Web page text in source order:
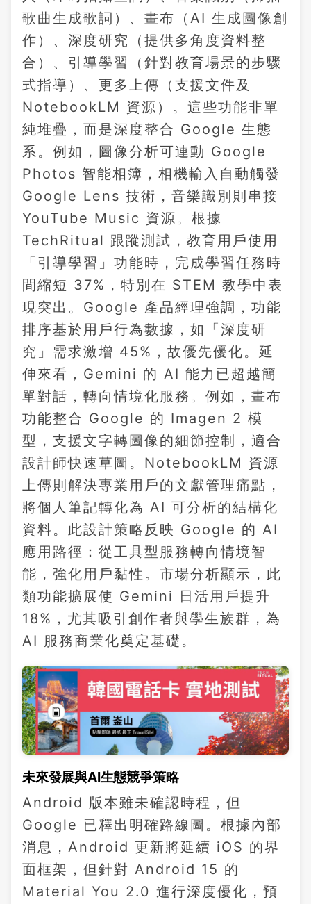
歌曲生成歌詞）、畫布（AI 生成圖像創
作）、深度研究（提供多角度資料整
合）、引導學習（針對教育場景的步驟
式指導）、更多上傳（支援文件及
NotebookLM 資源）。這些功能非單
純堆疊，而是深度整合 Google 生態
系。例如，圖像分析可連動 Google
Photos 智能相簿，相機輸入自動觸發
Google Lens 技術，音樂識別則串接
YouTube Music 資源。根據
TechRitual 跟蹤測試，教育用戶使用
「引導學習」功能時，完成學習任務時
間縮短 37%，特別在 STEM 教學中表
現突出。Google 產品經理強調，功能
排序基於用戶行為數據，如「深度研
究」需求激增 45%，故優先優化。延
伸來看，Gemini 的 AI 能力已超越簡
單對話，轉向情境化服務。例如，畫布
功能整合 Google 的 Imagen 2 模
型，支援文字轉圖像的細節控制，適合
設計師快速草圖。NotebookLM 資源
上傳則解決專業用戶的文獻管理痛點，
將個人筆記轉化為 AI 可分析的結構化
資料。此設計策略反映 Google 的 AI
應用路徑：從工具型服務轉向情境智
能，強化用戶黏性。市場分析顯示，此
類功能擴展使 Gemini 日活用戶提升
18%，尤其吸引創作者與學生族群，為
AI 服務商業化奠定基礎。
未來發展與AI生態競爭策略
Android 版本雖未確認時程，但
Google 已釋出明確路線圖。根據內部
消息，Android 更新將延續 iOS 的界
面框架，但針對 Android 15 的
Material You 2.0 進行深度優化，預